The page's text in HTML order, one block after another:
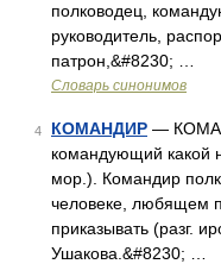
полководец,
руководитель,
патрон,&#8230; …
Словарь синонимов
4 КОМАНДИР —
командующий какой
мор.). Командир
человеке, любящем
приказывать (разг.
Ушакова.&#8230; …